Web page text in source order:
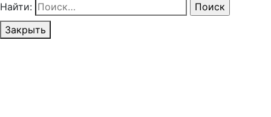
Найти:
Закрыть